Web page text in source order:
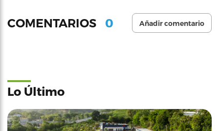
COMENTARIOS 0 Añadir comentario
Lo Último